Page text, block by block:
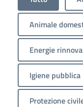
Animale
Energie
Igiene pubblica
Protezione